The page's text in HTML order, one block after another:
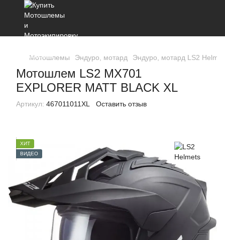
Мотошлемы Эндуро, мотард Эндуро, мотард LS2
Мотошлем LS2 MX701
EXPLORER MATT BLACK XL
Артикул: 467011011XL Оставить отзыв
ХИТ
ВИДЕО